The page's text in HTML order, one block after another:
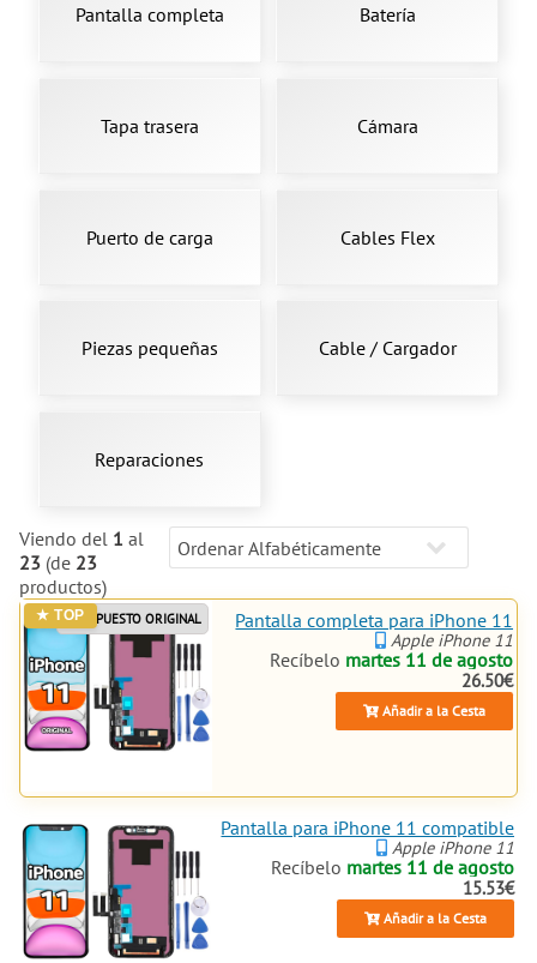
Pantalla completa Batería
Tapa trasera Cámara
Puerto de carga Cables Flex
Piezas pequeñas Cable / Cargador
Reparaciones
Viendo del 1 al
23 (de 23
productos)
REPUESTO ORIGINAL Pantalla completa para iPhone 11
Apple iPhone 11
Recíbelo martes 11 de agosto
26.50€
Añadir a la Cesta
Pantalla para iPhone 11 compatible
Apple iPhone 11
Recíbelo martes 11 de agosto
15.53€
Añadir a la Cesta